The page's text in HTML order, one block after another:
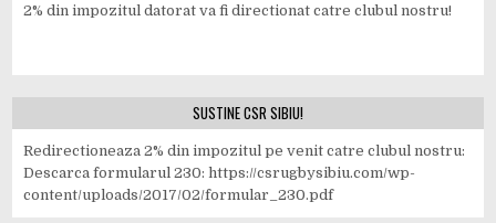
2% din impozitul datorat va fi directionat catre clubul nostru!
SUSTINE CSR SIBIU!
Redirectioneaza 2% din impozitul pe venit catre clubul nostru:
Descarca formularul 230: https://csrugbysibiu.com/wp-
content/uploads/2017/02/formular_230.pdf